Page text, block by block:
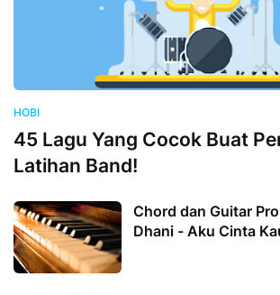
HOBI
45 Lagu Yang Cocok Buat
Latihan Band!
Chord dan Guitar
Dhani - Aku Cinta